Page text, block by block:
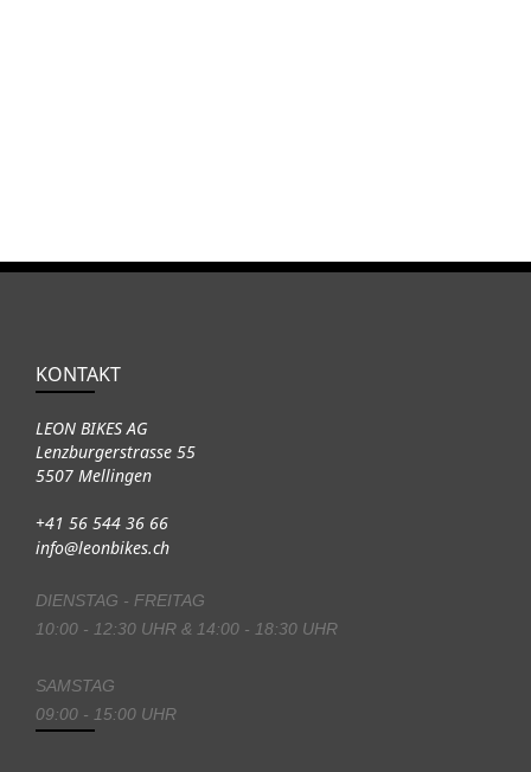
KONTAKT
LEON BIKES AG
Lenzburgerstrasse 55
5507 Mellingen
+41 56 544 36 66
info@leonbikes.ch
DIENSTAG - FREITAG
10:00 - 12:30 UHR & 14:00 - 18:30 UHR
SAMSTAG
09:00 - 15:00 UHR